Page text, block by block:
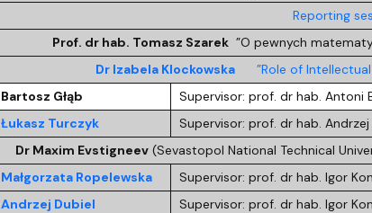
Reporting
Prof. dr hab. Tomasz Szarek ”O pewnych
Dr Izabela Klockowska”Role of Intellectual
Bartosz Głąb
Supervisor: prof. dr hab. Antoni
Łukasz Turczyk
Supervisor: prof. dr hab. Andrzej
Dr Maxim Evstigneev(Sevastopol National Technical
Małgorzata Ropelewska
Supervisor: prof. dr hab. Igor
Andrzej Dubiel
Supervisor: prof. dr hab. Igor